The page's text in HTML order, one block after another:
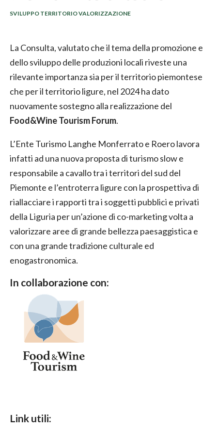
SVILUPPO TERRITORIO VALORIZZAZIONE
La Consulta, valutato che il tema della promozione e
dello sviluppo delle produzioni locali riveste una
rilevante importanza sia per il territorio piemontese
che per il territorio ligure, nel 2024 ha dato
nuovamente sostegno alla realizzazione del
Food&Wine Tourism Forum.
L’Ente Turismo Langhe Monferrato e Roero lavora
infatti ad una nuova proposta di turismo slow e
responsabile a cavallo tra i territori del sud del
Piemonte e l’entroterra ligure con la prospettiva di
riallacciare i rapporti tra i soggetti pubblici e privati
della Liguria per un’azione di co-marketing volta a
valorizzare aree di grande bellezza paesaggistica e
con una grande tradizione culturale ed
enogastronomica.
In collaborazione con:
Link utili: